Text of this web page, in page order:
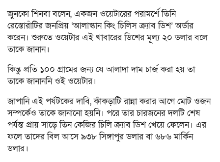
জুনকো শিনবা বলেন, একজন ওয়েটারের পরামর্শে তিনি
রেস্তোরাঁটির জনপ্রিয় ‘আলাস্কান কিং চিলিস ক্র্যাব ডিশ’ অর্ডার
করেন। শুরুতে ওয়েটার এই খাবারের ডিশের মূল্য ২০ ডলার বলে
তাকে জানান।
কিন্তু প্রতি ১০০ গ্রামের জন্য যে আলাদা দাম চার্জ করা হয় তা
তাকে জানাননি ওই ওয়েটার।
জাপানি এই পর্যটকের দাবি, কাঁকড়াটি রান্না করার আগে মোট ওজন
সম্পর্কেও তাকে জানানো হয়নি। পরে তার চারজনের দলটি শেষ
পর্যন্ত প্রায় সাড়ে তিন কেজির চিলি ক্র্যাব ডিশ খেয়ে ফেলেন। এর
ফলে তাদের বিল আসে ৯৩৮ সিঙ্গাপুর ডলার বা ৬৮৬ মার্কিন
ডলার।